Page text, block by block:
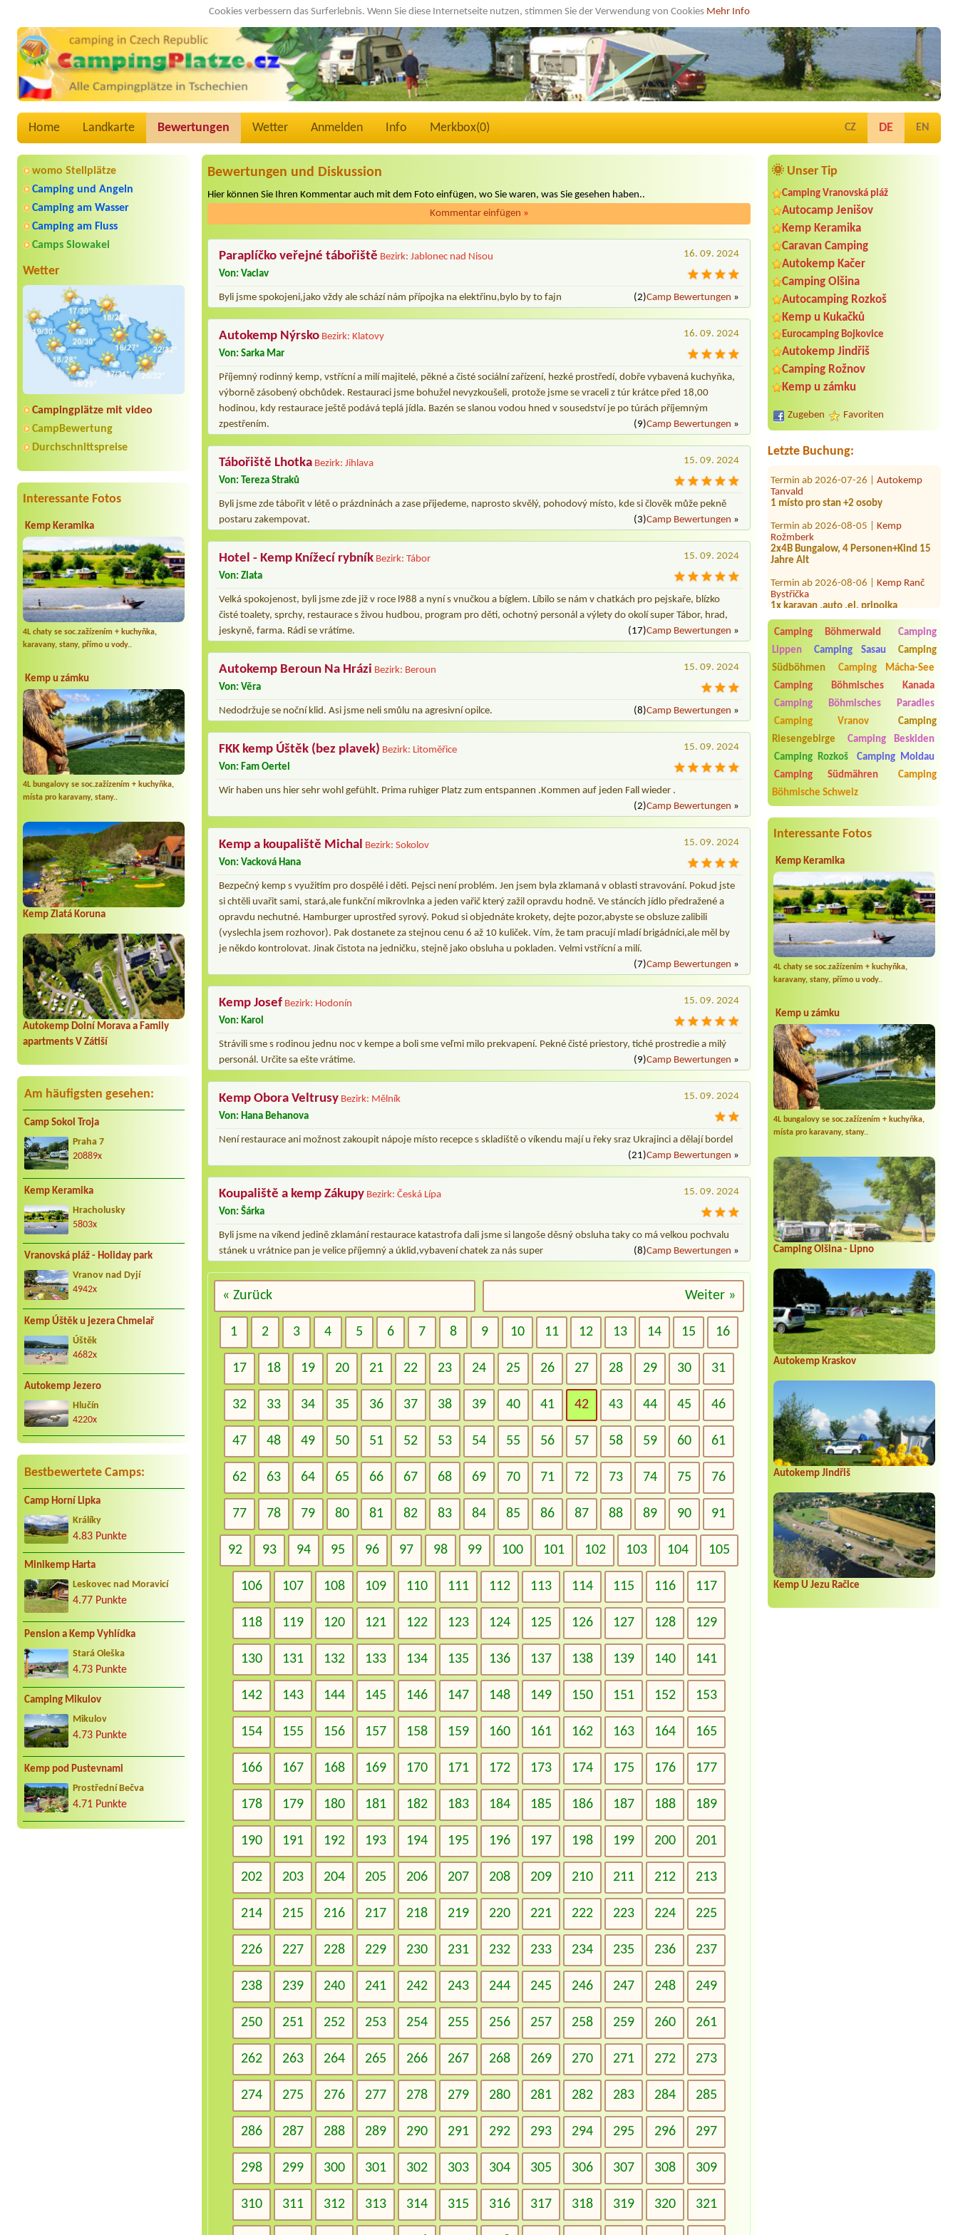
Cookies verbessern das Surferlebnis. Wenn Sie diese Internetseite nutzen, stimmen Sie der Verwendung von Cookies Mehr Info
Home Landkarte Bewertungen Wetter Anmelden Info Merkbox(0) CZ DE EN
womo Stellplätze
Camping und Angeln
Camping am Wasser
Camping am Fluss
Camps Slowakei
Wetter
Campingplätze mit video
CampBewertung
Durchschnittspreise
Interessante Fotos
Kemp Keramika
4L chaty se soc.zažízením + kuchyňka,
karavany, stany, přímo u vody..
Kemp u zámku
4L bungalovy se soc.zažízením + kuchyňka,
místa pro karavany, stany..
Kemp Zlatá Koruna
Autokemp Dolní Morava a Family
apartments V Zátiší
Am häufigsten gesehen:
Camp Sokol Troja
Praha 7
20889x
Kemp Keramika
Hracholusky
5803x
Vranovská pláž - Holiday park
Vranov nad Dyjí
4942x
Kemp Úštěk u jezera Chmelař
Úštěk
4682x
Autokemp Jezero
Hlučín
4220x
Bestbewertete Camps:
Camp Horní Lipka
Králíky
4.83 Punkte
Minikemp Harta
Leskovec nad Moravicí
4.77 Punkte
Pension a Kemp Vyhlídka
Stará Oleška
4.73 Punkte
Camping Mikulov
Mikulov
4.73 Punkte
Kemp pod Pustevnami
Prostřední Bečva
4.71 Punkte
🌞 Unser Tip
Camping Vranovská pláž
Autocamp Jenišov
Kemp Keramika
Caravan Camping
Autokemp Kačer
Camping Olšina
Autocamping Rozkoš
Kemp u Kukačků
Eurocamping Bojkovice
Autokemp Jindřiš
Camping Rožnov
Kemp u zámku
Zugeben Favoriten
Letzte Buchung:
Termin ab 2026-08-01 |
zařízení ORION
Termin ab 2026-07-30 |Camp Borný
Tanvald
1 místo pro stan +2 osoby
Termin ab 2026-08-05 |Kemp
Rožmberk
2x4B Bungalow, 4 Personen+Kind 15
Jahre Alt
Termin ab 2026-08-06 |
Bystřička
1x karavan ,auto ,el. pripojka
Termin ab 2026-08-07 |Kemp U Fíka -
Nahořany
Termin ab 2026-07-29 |Srubový
kemp Rozkoš
Chatka, srub 2 osoby
Termin ab 2026-08-04 |Kemp Radava
1 stan + motorkajedno místo poblíž
vody 1 dospělý a stan
Termin ab 2026-08-25 |RS U Brodu
Termin ab 2026-08-07 |Camp Pálava -
Nové Mlýny
1 dospělého a 2 děti
Camping Böhmerwald
Camping
Lippen
Camping Sasau
Camping
Südböhmen
Camping Mácha-See
Camping Böhmisches Kanada
Camping Böhmisches Paradies
Camping Vranov
Camping
Riesengebirge
Camping Beskiden
Camping Rozkoš
Camping Moldau
Camping Südmähren
Camping
Böhmische Schweiz
Interessante Fotos
Kemp Keramika
4L chaty se soc.zažízením + kuchyňka,
karavany, stany, přímo u vody..
Kemp u zámku
4L bungalovy se soc.zažízením + kuchyňka,
místa pro karavany, stany..
Camping Olšina - Lipno
Autokemp Kraskov
Autokemp Jindřiš
Kemp U Jezu Račice
Bewertungen und Diskussion
Hier können Sie Ihren Kommentar auch mit dem Foto einfügen, wo Sie waren, was Sie gesehen haben..
Kommentar einfügen »
Paraplíčko veřejné tábořiště Bezirk: Jablonec nad Nisou
16. 09. 2024
Von: Vaclav
Byli jsme spokojeni,jako vždy ale schází nám přípojka na elektřinu,bylo by to fajn (2)Camp Bewertungen »
Autokemp Nýrsko Bezirk: Klatovy
16. 09. 2024
Von: Sarka Mar
Příjemný rodinný kemp, vstřícní a milí majitelé, pěkné a čisté sociální zařízení, hezké prostředí, dobře vybavená kuchyňka,
výborně zásobený obchůdek. Restauraci jsme bohužel nevyzkoušeli, protože jsme se vraceli z túr krátce před 18,00
hodinou, kdy restaurace ještě podává teplá jídla. Bazén se slanou vodou hned v sousedství je po túrách příjemným
zpestřením.
(9)Camp Bewertungen »
Tábořiště Lhotka Bezirk: Jihlava
15. 09. 2024
Von: Tereza Straků
Byli jsme zde tábořit v létě o prázdninách a zase přijedeme, naprosto skvělý, pohodový místo, kde si člověk může pekně
postaru zakempovat.
(3)Camp Bewertungen »
Hotel - Kemp Knížecí rybník Bezirk: Tábor
15. 09. 2024
Von: Zlata
Velká spokojenost, byli jsme zde již v roce l988 a nyní s vnučkou a bíglem. Líbilo se nám v chatkách pro pejskaře, blízko
čisté toalety, sprchy, restaurace s živou hudbou, program pro děti, ochotný personál a výlety do okolí super Tábor, hrad,
jeskyně, farma. Rádi se vrátíme.
(17)Camp Bewertungen »
Autokemp Beroun Na Hrázi Bezirk: Beroun
15. 09. 2024
Von: Věra
Nedodržuje se noční klid. Asi jsme neli smůlu na agresivní opilce. (8)Camp Bewertungen »
FKK kemp Úštěk (bez plavek) Bezirk: Litoměřice
15. 09. 2024
Von: Fam Oertel
Wir haben uns hier sehr wohl gefühlt. Prima ruhiger Platz zum entspannen .Kommen auf jeden Fall wieder .
(2)Camp Bewertungen »
Kemp a koupaliště Michal Bezirk: Sokolov
15. 09. 2024
Von: Vacková Hana
Bezpečný kemp s využitím pro dospělé i děti. Pejsci není problém. Jen jsem byla zklamaná v oblasti stravování. Pokud jste
si chtěli uvařit sami, stará,ale funkční mikrovlnka a jeden vařič který zažil opravdu hodně. Ve stáncích jídlo předražené a
opravdu nechutné. Hamburger uprostřed syrový. Pokud si objednáte krokety, dejte pozor,abyste se obsluze zalibili
(vyslechla jsem rozhovor). Pak dostanete za stejnou cenu 6 až 10 kuliček. Vím, že tam pracují mladí brigádníci,ale měl by
je někdo kontrolovat. Jinak čistota na jedničku, stejně jako obsluha u pokladen. Velmi vstřícní a milí.
(7)Camp Bewertungen »
Kemp Josef Bezirk: Hodonín
15. 09. 2024
Von: Karol
Strávili sme s rodinou jednu noc v kempe a boli sme veľmi milo prekvapení. Pekné čisté priestory, tiché prostredie a milý
personál. Určite sa ešte vrátime.
(9)Camp Bewertungen »
Kemp Obora Veltrusy Bezirk: Mělník
15. 09. 2024
Von: Hana Behanova
Není restaurace ani možnost zakoupit nápoje místo recepce s skladiště o víkendu mají u řeky sraz Ukrajinci a dělají bordel
(21)Camp Bewertungen »
Koupaliště a kemp Zákupy Bezirk: Česká Lípa
15. 09. 2024
Von: Šárka
Byli jsme na víkend jedině zklamání restaurace katastrofa dali jsme si langoše děsný obsluha taky co má velkou pochvalu
stánek u vrátnice pan je velice příjemný a úklid,vybavení chatek za nás super
(8)Camp Bewertungen »
« Zurück Weiter »
1 2 3 4 5 6 7 8 9 10 11 12 13 14 15 16
17 18 19 20 21 22 23 24 25 26 27 28 29 30 31
32 33 34 35 36 37 38 39 40 41 42 43 44 45 46
47 48 49 50 51 52 53 54 55 56 57 58 59 60 61
62 63 64 65 66 67 68 69 70 71 72 73 74 75 76
77 78 79 80 81 82 83 84 85 86 87 88 89 90 91
92 93 94 95 96 97 98 99 100 101 102 103 104 105
106 107 108 109 110 111 112 113 114 115 116 117
118 119 120 121 122 123 124 125 126 127 128 129
130 131 132 133 134 135 136 137 138 139 140 141
142 143 144 145 146 147 148 149 150 151 152 153
154 155 156 157 158 159 160 161 162 163 164 165
166 167 168 169 170 171 172 173 174 175 176 177
178 179 180 181 182 183 184 185 186 187 188 189
190 191 192 193 194 195 196 197 198 199 200 201
202 203 204 205 206 207 208 209 210 211 212 213
214 215 216 217 218 219 220 221 222 223 224 225
226 227 228 229 230 231 232 233 234 235 236 237
238 239 240 241 242 243 244 245 246 247 248 249
250 251 252 253 254 255 256 257 258 259 260 261
262 263 264 265 266 267 268 269 270 271 272 273
274 275 276 277 278 279 280 281 282 283 284 285
286 287 288 289 290 291 292 293 294 295 296 297
298 299 300 301 302 303 304 305 306 307 308 309
310 311 312 313 314 315 316 317 318 319 320 321